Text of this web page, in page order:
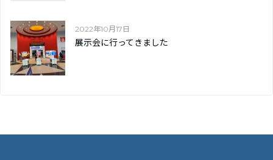
2022年10月17日
展示会に行ってきました